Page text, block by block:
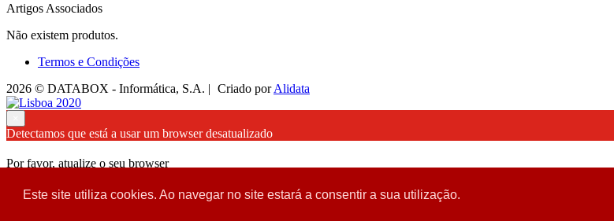
Este site utiliza cookies. Ao navegar no site estará a consentir a sua utilização.
Artigos Associados
Não existem produtos.
Termos e Condições
2026 © DATABOX - Informática, S.A. | Criado porAlidata
Detectamos que está a usar um browser desatualizado
Por favor, atualize o seu browser